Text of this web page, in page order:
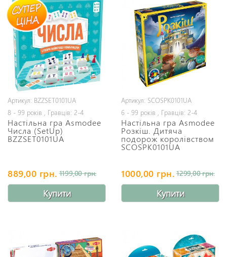
Артикул: BZZSET0101UA
8 - 99 років , Гравців: 2-4
Настільна гра Asmodee
Числа (SetUp)
BZZSET0101UA
889,00 грн. 1199,00 грн.
Купити
Артикул: SCOSPK0101UA
6 - 99 років , Гравців: 2-4
Настільна гра Asmodee
Розкіш. Дитяча
подорож королівством
SCOSPK0101UA
1000,00 грн. 1299,00 грн.
Купити